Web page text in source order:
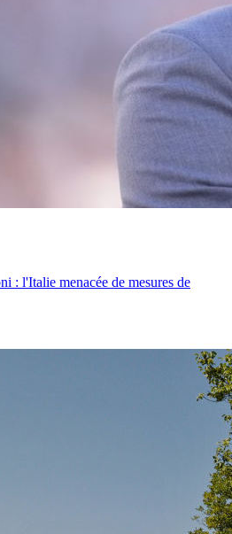
: l'Italie menacée de mesures de